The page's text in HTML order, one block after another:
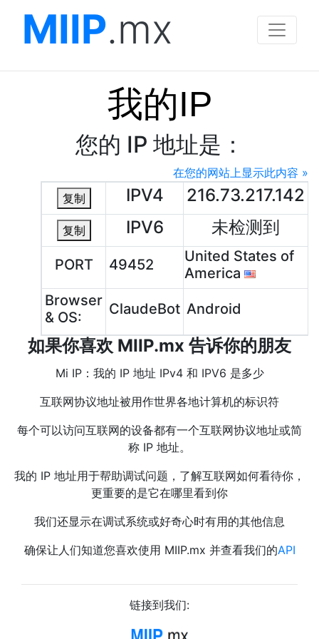
MIIP.mx
我的IP
您的 IP 地址是：
在您的网站上显示此内容 »
复制
IPV4 216.73.217.142
复制 IPV6 未检测到
PORT 49452
United States of
America
Browser
& OS:
ClaudeBot Android
如果你喜欢 MIIP.mx 告诉你的朋友
Mi IP：我的 IP 地址 IPv4 和 IPV6 是多少
互联网协议地址被用作世界各地计算机的标识符
每个可以访问互联网的设备都有一个互联网协议地址或简
称 IP 地址。
我的 IP 地址用于帮助调试问题，了解互联网如何看待你，
更重要的是它在哪里看到你
我们还显示在调试系统或好奇心时有用的其他信息
确保让人们知道您喜欢使用 MIIP.mx 并查看我们的API
链接到我们: